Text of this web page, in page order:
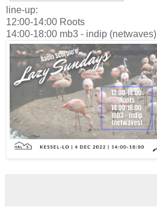
line-up:
12:00-14:00 Roots
14:00-18:00 mb3 - indip (netwaves)